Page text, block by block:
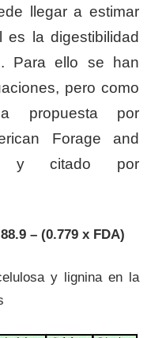
llegar a estimar
es la digestibilidad
Para ello se han
pero como
propuesta por
Forage and
y citado por
– (0.779 x FDA)
y lignina en la